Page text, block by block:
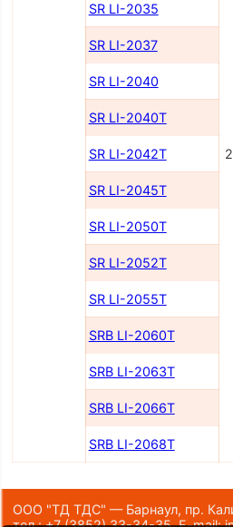
SR LI-2035
SR LI-2037
SR LI-2040
SR LI-2040Т
SR LI-2042Т
SR LI-2045Т
SR LI-2050Т
SR LI-2052Т
SR LI-2055Т
SRB LI-2060Т
SRB LI-2063Т
SRB LI-2066Т
SRB LI-2068Т
ООО "ТД ТДС" — Барнаул, пр.